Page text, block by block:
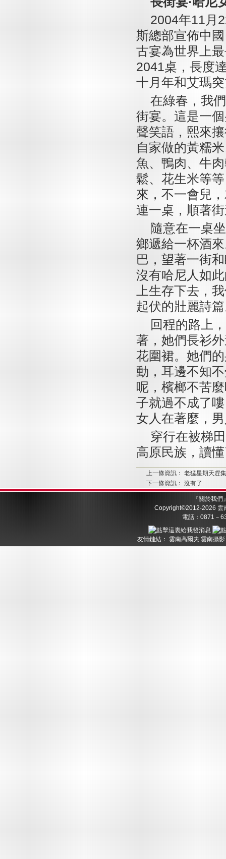
2004年11月
斯總部宣佈中
古宴為世界上
2041桌，長度
十月年和艾瑪
在綠春，我
街宴。這是一
聲笑語，熙來
自家做的黃糯
魚、鴨肉、牛
鬆、花生米等
來，不一會兒
連一桌，順著
隨意在一桌
鄉遞給一杯酒
巴，望著一街
沒有哈尼人如
上生存下去，
起伏的壯麗詩
回程的路上
著，她們長衫
花圍裙。她們
動，耳邊不知
呢，檳榔不苦
子就過不成了
女人在著麼，
穿行在被梯
高原民族，讀
上一條資訊： 老猛星期天趕集
下一條資訊： 沒有了
『關於我們
Copyright©2012-2026雲
電話：0871－
友情鏈結：雲南高爾夫 雲南攝影